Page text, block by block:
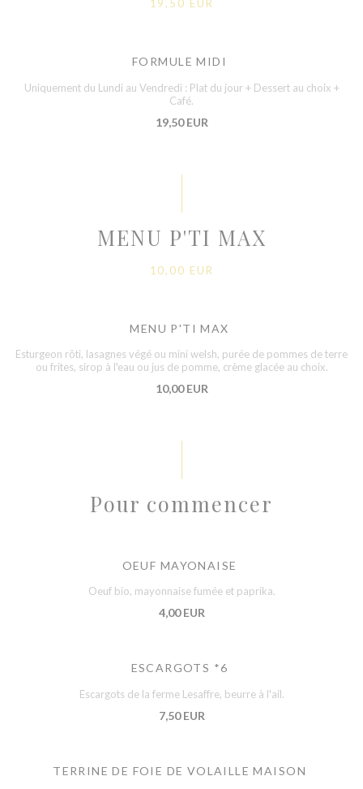
19,50 EUR
FORMULE MIDI
Uniquement du Lundi au Vendredi : Plat du jour + Dessert au choix +
Café.
19,50 EUR
MENU P'TI MAX
10,00 EUR
MENU P'TI MAX
Esturgeon rôti, lasagnes végé ou mini welsh, purée de pommes de terre
ou frites, sirop à l'eau ou jus de pomme, crème glacée au choix.
10,00 EUR
Pour commencer
OEUF MAYONAISE
Oeuf bio, mayonnaise fumée et paprika.
4,00 EUR
ESCARGOTS *6
Escargots de la ferme Lesaffre, beurre à l'ail.
7,50 EUR
TERRINE DE FOIE DE VOLAILLE MAISON